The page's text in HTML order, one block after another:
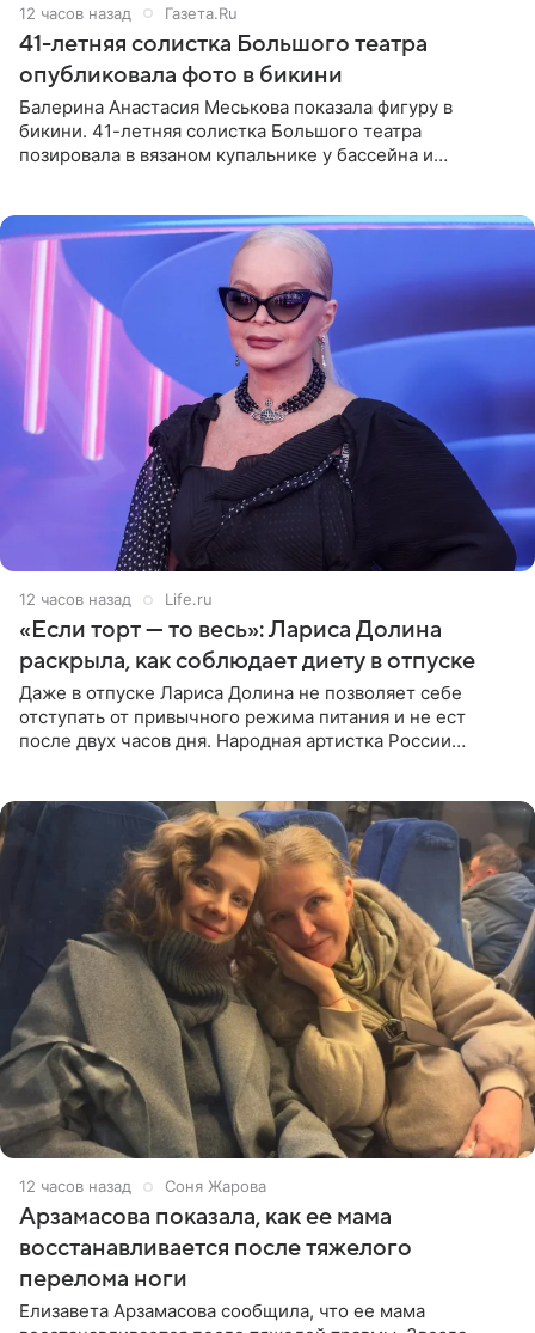
12 часов назад Газета.Ru
41-летняя солистка Большого театра
опубликовала фото в бикини
Балерина Анастасия Меськова показала фигуру в
бикини. 41-летняя солистка Большого театра
позировала в вязаном купальнике у бассейна и
12 часов назад Life.ru
«Если торт — то весь»: Лариса Долина
раскрыла, как соблюдает диету в отпуске
Даже в отпуске Лариса Долина не позволяет себе
отступать от привычного режима питания и не ест
после двух часов дня. Народная артистка России
12 часов назад Соня Жарова
Арзамасова показала, как ее мама
восстанавливается после тяжелого
перелома ноги
Елизавета Арзамасова сообщила, что ее мама